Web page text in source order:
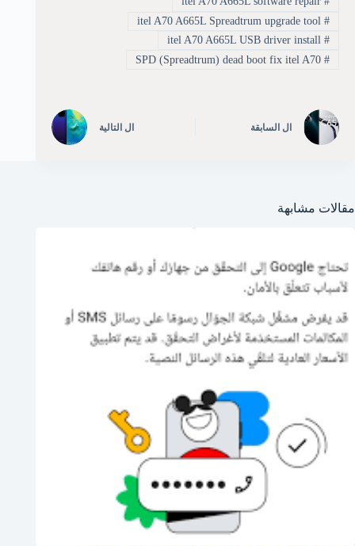
#
itel A70 A665L Spreadtrum upgrade tool
#
itel A70 A665L USB driver install
#
SPD (Spreadtrum) dead boot fix itel A70
ال السابقة ال التالية
مقالات مشابهة